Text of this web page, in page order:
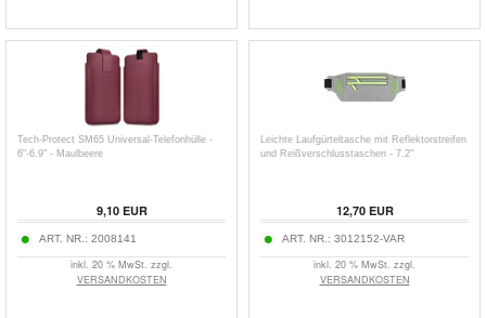
Tech-Protect SM65 Universal-Telefonhülle -
6"-6.9" - Maulbeere
9,10EUR
ART. NR.: 2008141
inkl. 20 % MwSt. zzgl.
VERSANDKOSTEN
Leichte Laufgürteltasche mit Reflektorstreifen
und Reißverschlusstaschen - 7.2"
12,70EUR
ART. NR.: 3012152-VAR
inkl. 20 % MwSt. zzgl.
VERSANDKOSTEN